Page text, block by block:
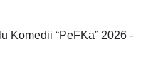
Komedii “PeFKa” 2026 -